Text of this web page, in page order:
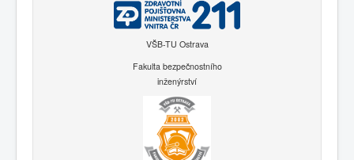
VŠB-TU Ostrava
Fakulta bezpečnostního
inženýrství